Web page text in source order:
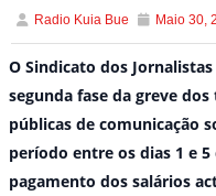
Radio Kuia Bue Maio 30,
O Sindicato dos
segunda fase da greve
públicas de comunicação
período entre os dias 1 e
pagamento dos salários